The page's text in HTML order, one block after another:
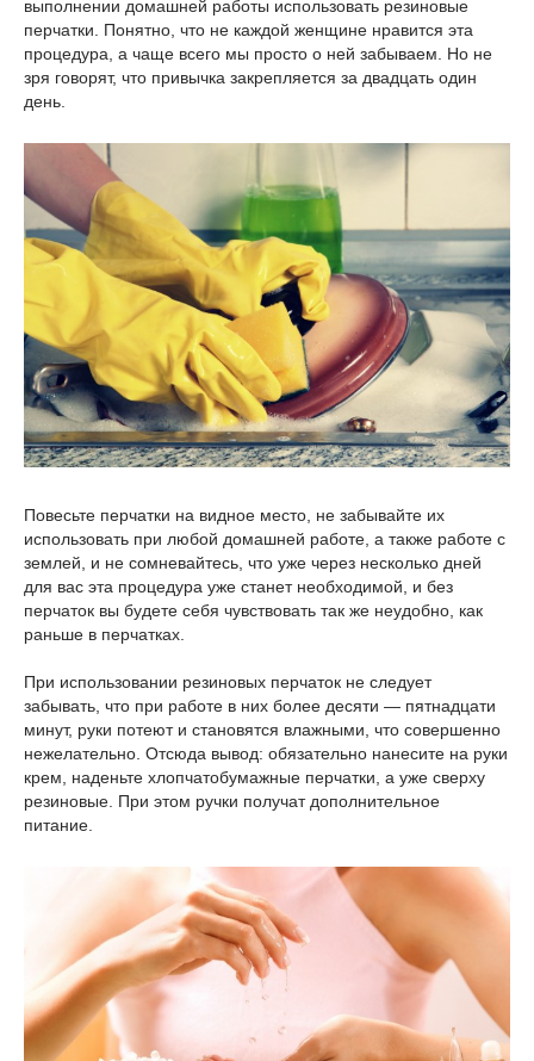
выполнении домашней работы использовать резиновые
перчатки. Понятно, что не каждой женщине нравится эта
процедура, а чаще всего мы просто о ней забываем. Но не
зря говорят, что привычка закрепляется за двадцать один
день.
Повесьте перчатки на видное место, не забывайте их
использовать при любой домашней работе, а также работе с
землей, и не сомневайтесь, что уже через несколько дней
для вас эта процедура уже станет необходимой, и без
перчаток вы будете себя чувствовать так же неудобно, как
раньше в перчатках.
При использовании резиновых перчаток не следует
забывать, что при работе в них более десяти — пятнадцати
минут, руки потеют и становятся влажными, что совершенно
нежелательно. Отсюда вывод: обязательно нанесите на руки
крем, наденьте хлопчатобумажные перчатки, а уже сверху
резиновые. При этом ручки получат дополнительное
питание.